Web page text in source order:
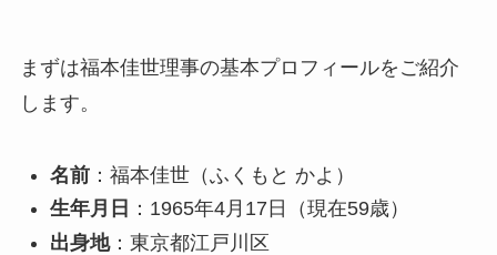
まずは福本佳世理事の基本プロフィールをご紹介
します。
名前：福本佳世（ふくもと かよ）
生年月日 ：1965年4月17日（現在59歳）
出身地：東京都江戸川区